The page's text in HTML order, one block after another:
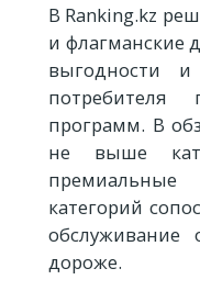
В Ranking.kz
и флагманские
выгодности и
потребителя
программ. В
не выше
категорий
обслуживание
дороже.